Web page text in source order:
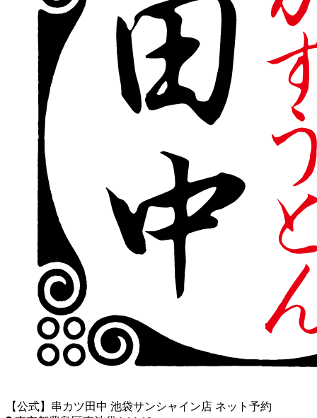
【公式】串カツ田中 池袋サンシャイン店 ネット予約